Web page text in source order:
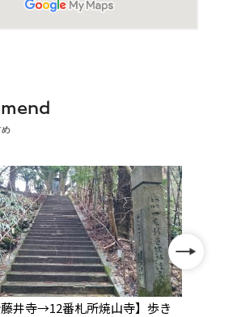
藤井寺→12番札所焼山寺】歩き